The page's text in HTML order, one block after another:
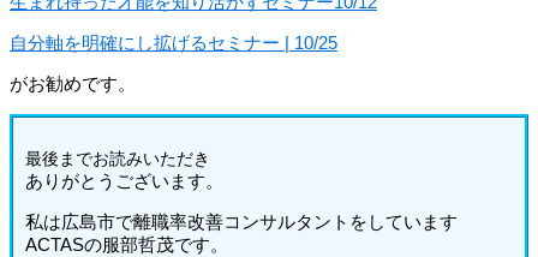
自分軸を明確にし拡げるセミナー | 10/25
がお勧めです。
最後までお読みいただき
ありがとうございます。
私は広島市で離職率改善コンサルタントをしています
ACTASの服部哲茂です。